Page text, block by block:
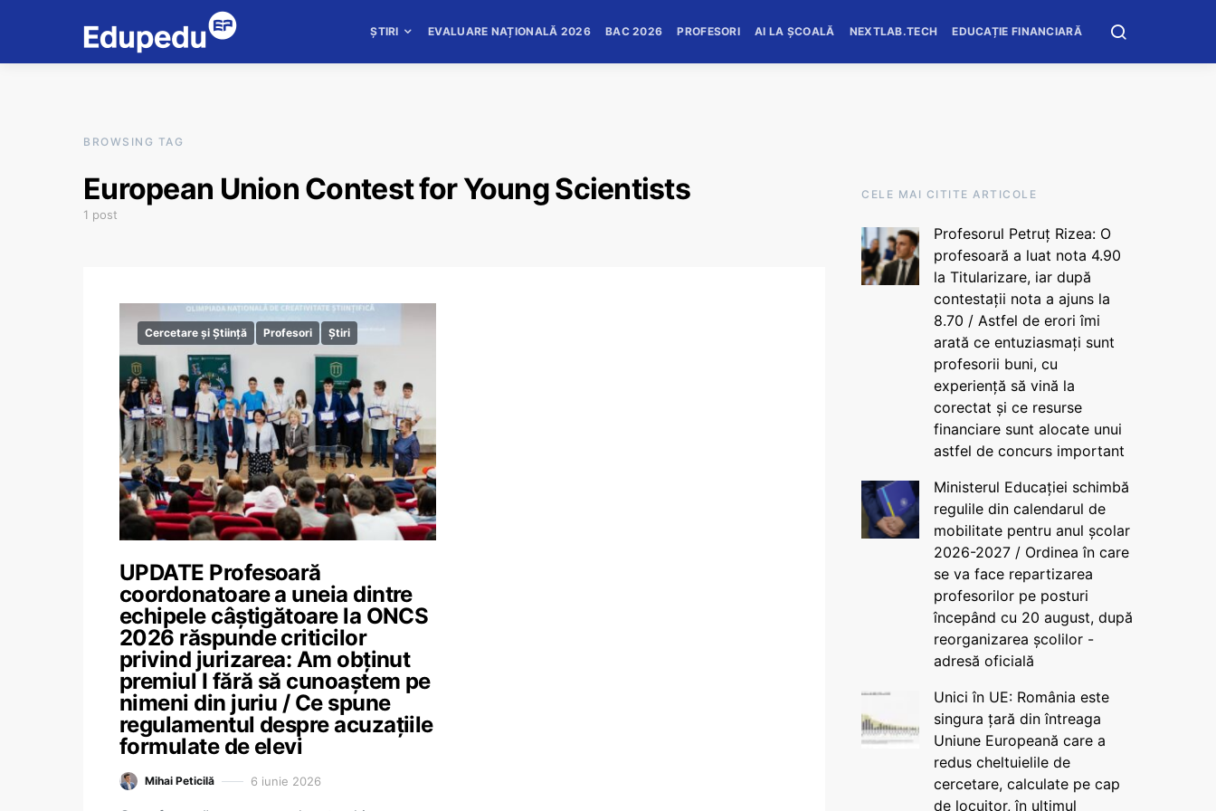
ȘTIRI EVALUARE NAȚIONALĂ 2026 BAC 2026 PROFESORI AI LA ȘCOALĂ NEXTLAB.TECH EDUCAȚIE FINANCIARĂ
BROWSING TAG
European Union Contest for Young Scientists
1 post
Cercetare și Știință Profesori Știri
UPDATE Profesoară
coordonatoare a uneia dintre
echipele câștigătoare la ONCS
2026 răspunde criticilor
privind jurizarea: Am obținut
premiul I fără să cunoaștem pe
nimeni din juriu / Ce spune
regulamentul despre acuzațiile
formulate de elevi
Mihai Peticilă 6 iunie 2026
CELE MAI CITITE ARTICOLE
Profesorul Petruț Rizea: O
profesoară a luat nota 4.90
la Titularizare, iar după
contestații nota a ajuns la
8.70 / Astfel de erori îmi
arată ce entuziasmați sunt
profesorii buni, cu
experiență să vină la
corectat și ce resurse
financiare sunt alocate unui
astfel de concurs important
Ministerul Educației schimbă
regulile din calendarul de
mobilitate pentru anul școlar
2026-2027 / Ordinea în care
se va face repartizarea
profesorilor pe posturi
începând cu 20 august, după
reorganizarea școlilor -
adresă oficială
Unici în UE: România este
singura țară din întreaga
Uniune Europeană care a
redus cheltuielile de
cercetare, calculate pe cap
de locuitor, în ultimul